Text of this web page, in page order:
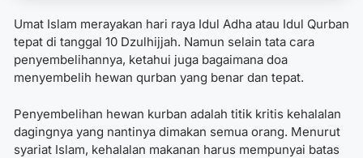
Umat Islam merayakan hari raya Idul Adha atau Idul Qurban
tepat di tanggal 10 Dzulhijjah. Namun selain tata cara
penyembelihannya, ketahui juga bagaimana doa
menyembelih hewan qurban yang benar dan tepat.
Penyembelihan hewan kurban adalah titik kritis kehalalan
dagingnya yang nantinya dimakan semua orang. Menurut
syariat Islam, kehalalan makanan harus mempunyai batas